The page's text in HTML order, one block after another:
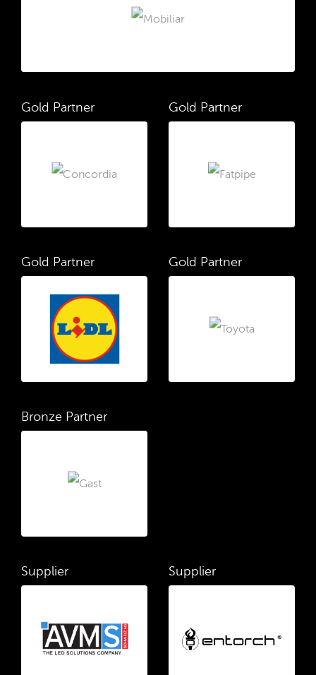
Gold Partner Gold Partner
Gold Partner Gold Partner
Bronze Partner
Supplier Supplier